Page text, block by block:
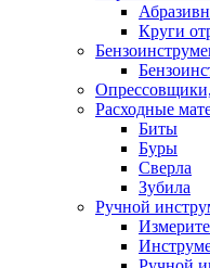
Круги
Расходные
Биты
Буры
Сверла
Зубила
Ручной